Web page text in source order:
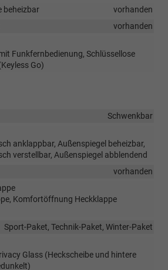
beheizbar
vorhanden
vorhanden
Funkfernbedienung, Schlüssellose
Go)
Schwenkbar
anklappbar, Außenspiegel beheizbar,
verstellbar, Außenspiegel abblendend
vorhanden
Komfortöffnung Heckklappe
Sport-Paket, Technik-Paket, Winter-Paket
Glass (Heckscheibe und hintere